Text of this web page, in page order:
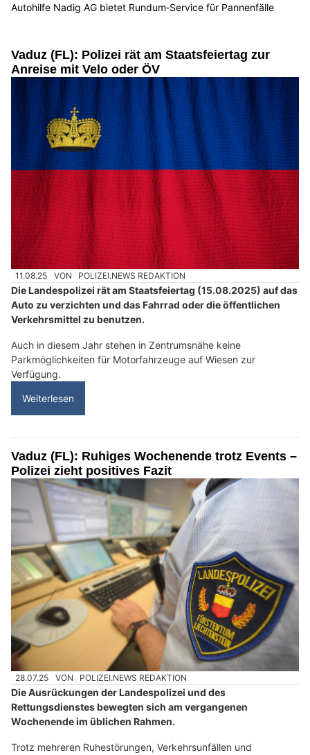
Autohilfe Nadig AG bietet Rundum‑Service für Pannenfälle
Vaduz (FL): Polizei rät am Staatsfeiertag zur
Anreise mit Velo oder ÖV
11.08.25 VON POLIZEI.NEWS REDAKTION
Die Landespolizei rät am Staatsfeiertag (15.08.2025) auf das
Auto zu verzichten und das Fahrrad oder die öffentlichen
Verkehrsmittel zu benutzen.
Auch in diesem Jahr stehen in Zentrumsnähe keine
Parkmöglichkeiten für Motorfahrzeuge auf Wiesen zur
Verfügung.
Weiterlesen
Vaduz (FL): Ruhiges Wochenende trotz Events –
Polizei zieht positives Fazit
28.07.25 VON POLIZEI.NEWS REDAKTION
Die Ausrückungen der Landespolizei und des
Rettungsdienstes bewegten sich am vergangenen
Wochenende im üblichen Rahmen.
Trotz mehreren Ruhestörungen, Verkehrsunfällen und